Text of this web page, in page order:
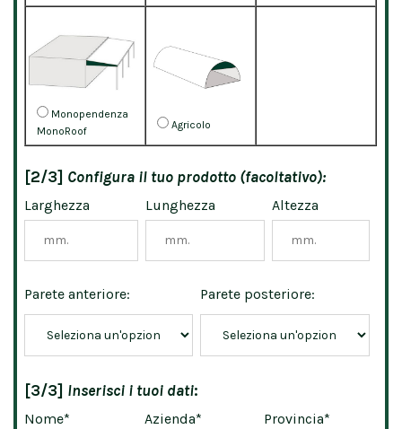
Monopendenza
MonoRoof
Agricolo
[2/3] Configura il tuo prodotto (facoltativo):
Larghezza Lunghezza Altezza
Parete anteriore: Parete posteriore:
[3/3] Inserisci i tuoi dati:
Nome* Azienda* Provincia*